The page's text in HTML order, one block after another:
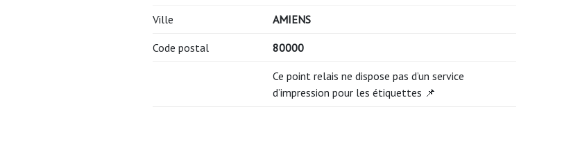
Ville AMIENS
Code postal 80000
Ce point relais ne dispose pas d’un service
d’impression pour les étiquettes 📌